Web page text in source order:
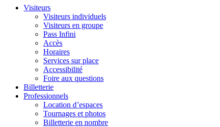
Visiteurs
Visiteurs individuels
Visiteurs en groupe
Pass Infini
Accès
Horaires
Services sur place
Accessibilité
Foire aux questions
Billetterie
Professionnels
Location d’espaces
Tournages et photos
Billetterie en nombre